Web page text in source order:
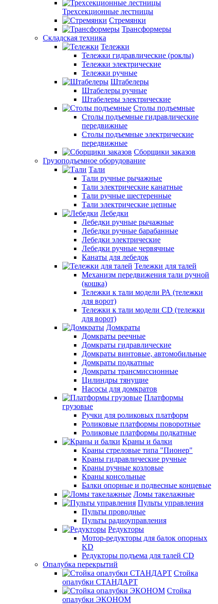
Трехсекционные лестницы
Стремянки
Трансформеры
Складская техника
Тележки
Тележки гидравлические (роклы)
Тележки электрические
Тележки ручные
Штабелеры
Штабелеры ручные
Штабелеры электрические
Столы подъемные
Столы подъемные гидравлические
передвижные
Столы подъемные электрические
передвижные
Сборщики заказов
Грузоподъемное оборудование
Тали
Тали ручные рычажные
Тали электрические канатные
Тали ручные шестеренные
Тали электрические цепные
Лебедки
Лебедки ручные рычажные
Лебедки ручные барабанные
Лебедки электрические
Лебедки ручные червячные
Канаты для лебедок
Тележки для талей
Механизм передвижения тали ручной
(кошка)
Тележки к тали модели РА (тележки
для ворот)
Тележки к тали модели CD (тележки
для ворот)
Домкраты
Домкраты реечные
Домкраты гидравлические
Домкраты винтовые, автомобильные
Домкраты подкатные
Домкраты трансмиссионные
Цилиндры тянущие
Насосы для домкратов
Платформы
грузовые
Ручки для роликовых платформ
Роликовые платформы поворотные
Роликовые платформы подкатные
Краны и балки
Краны стреловые типа "Пионер"
Краны гидравлические ручные
Краны ручные козловые
Краны консольные
Балки опорные и подвесные концевые
Ломы такелажные
Пульты управления
Пульты проводные
Пульты радиоуправления
Редукторы
Мотор-редукторы для балок опорных
KD
Редукторы подъема для талей CD
Опалубка перекрытий
Стойка
опалубки СТАНДАРТ
Стойка
опалубки ЭКОНОМ